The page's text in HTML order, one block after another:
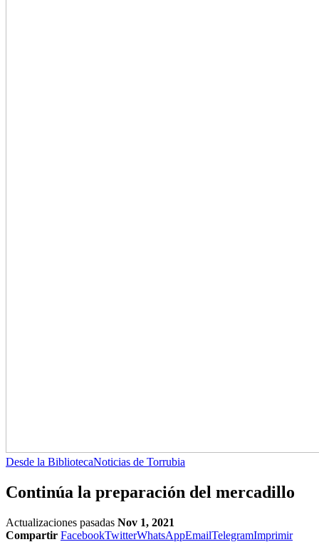
Desde la BibliotecaNoticias de Torrubia
Continúa la preparación del mercadillo
Actualizaciones pasadas Nov 1, 2021
Compartir FacebookTwitterWhatsAppEmailTelegramImprimir